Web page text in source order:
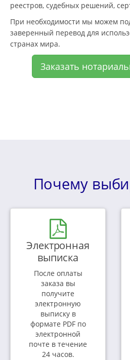
реестров, судебных решений,
При необходимости мы можем
заверенный перевод для
странах мира.
Заказать
Почему
Электронная
выписка
После оплаты
заказа вы
получите
электронную
выписку в
формате PDF по
электронной
почте в течение
24 часов.